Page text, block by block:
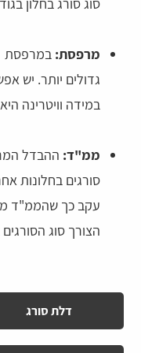
סוג סורג בחלון
מרפסת: במרפסת
גדולים יותר. יש
במידה וויטרינה
ממ"ד: ההבדל
סורגים בחלונות
עקב כך שהממ"ד
הצורך סוג
דלת סורג